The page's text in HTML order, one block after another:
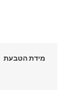
מידת הטבעת